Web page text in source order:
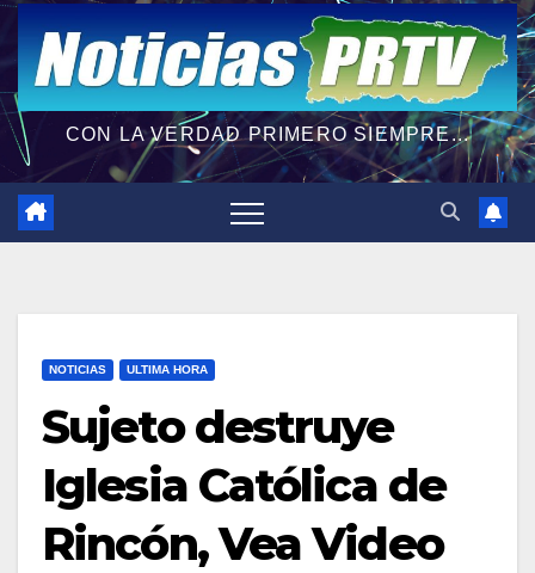
CON LA VERDAD PRIMERO SIEMPRE...
NOTICIAS ULTIMA HORA
Sujeto destruye
Iglesia Católica de
Rincón, Vea Video